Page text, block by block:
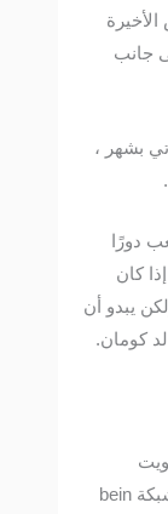
جانب
بشهر ،
دورًا
كان
يبدو أن
كومان.
سبورت الكويت الوكيل المعتمد لشبكة bein